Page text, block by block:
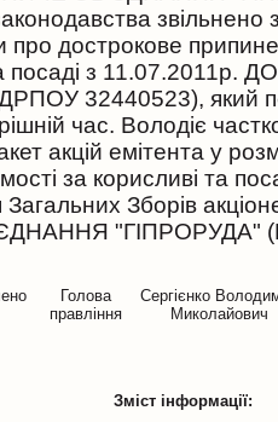
звiльнено
про дострокове
посаді з
32440523), який
час. Володiє
акцiй емiтента у
за корисливi та
Загальних Зборiв
"ГІПРОРУДА"
Голова
правління
Сергієнко
Миколайович
Зміст інформації: